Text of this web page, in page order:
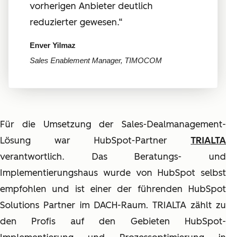
vorherigen Anbieter deutlich
reduzierter gewesen.“
Enver Yilmaz
Sales Enablement Manager, TIMOCOM
Für die Umsetzung der Sales-Dealmanagement-
Lösung war HubSpot-Partner TRIALTA
verantwortlich. Das Beratungs- und
Implementierungshaus wurde von HubSpot selbst
empfohlen und ist einer der führenden HubSpot
Solutions Partner im DACH-Raum. TRIALTA zählt zu
den Profis auf den Gebieten HubSpot-